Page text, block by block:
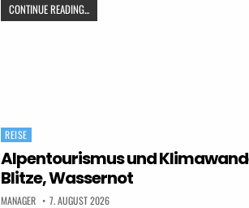
CONTINUE READING...
Posted
in
REISE
Alpentourismus und
Blitze, Wassernot
MANAGER 7. AUGUST 2026